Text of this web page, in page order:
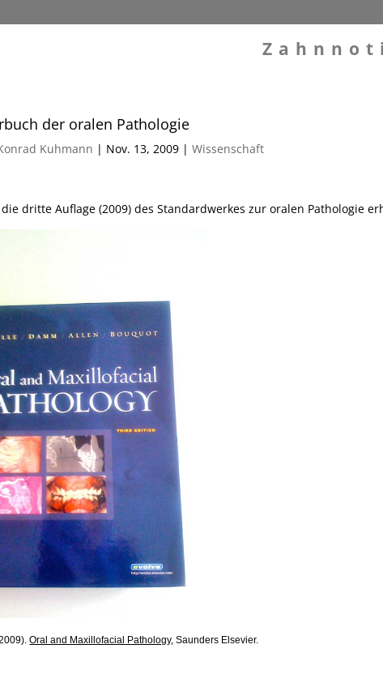
der oralen Pathologie
Kuhmann | Nov. 13, 2009 |Wissenschaft
dritte Auflage (2009) des Standardwerkes zur oralen Pathologie
Oral and Maxillofacial Pathology, Saunders Elsevier.